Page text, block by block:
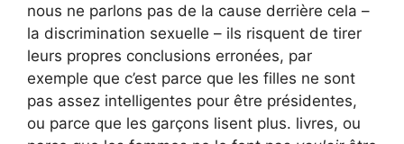
nous ne parlons pas de la cause derrière cela –
la discrimination sexuelle – ils risquent de tirer
leurs propres conclusions erronées, par
exemple que c’est parce que les filles ne sont
pas assez intelligentes pour être présidentes,
ou parce que les garçons lisent plus. livres, ou